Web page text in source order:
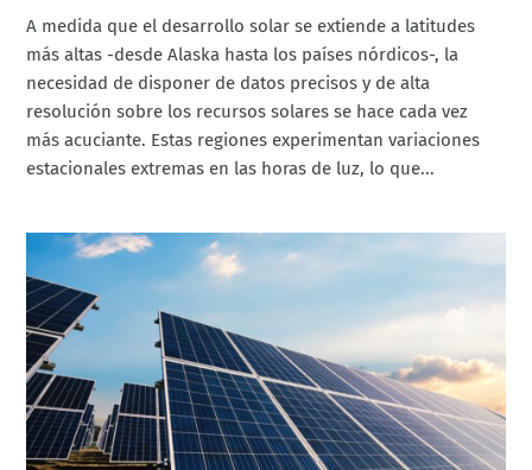
A medida que el desarrollo solar se extiende a latitudes
más altas -desde Alaska hasta los países nórdicos-, la
necesidad de disponer de datos precisos y de alta
resolución sobre los recursos solares se hace cada vez
más acuciante. Estas regiones experimentan variaciones
estacionales extremas en las horas de luz, lo que...